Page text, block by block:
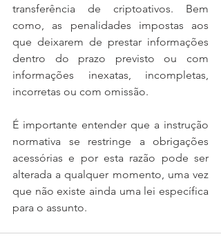
transferência de criptoativos. Bem
como, as penalidades impostas aos
que deixarem de prestar informações
dentro do prazo previsto ou com
informações inexatas, incompletas,
incorretas ou com omissão.
É importante entender que a instrução
normativa se restringe a obrigações
acessórias e por esta razão pode ser
alterada a qualquer momento, uma vez
que não existe ainda uma lei específica
para o assunto.